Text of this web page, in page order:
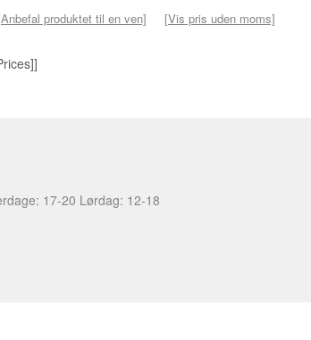
produktet til en ven] [Vis pris uden moms]
17-20 Lørdag: 12-18